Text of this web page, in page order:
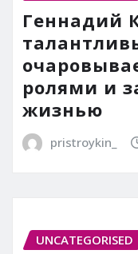
Геннадий
ролями и
жизнью
pristroykin_
UNCATEGORISED